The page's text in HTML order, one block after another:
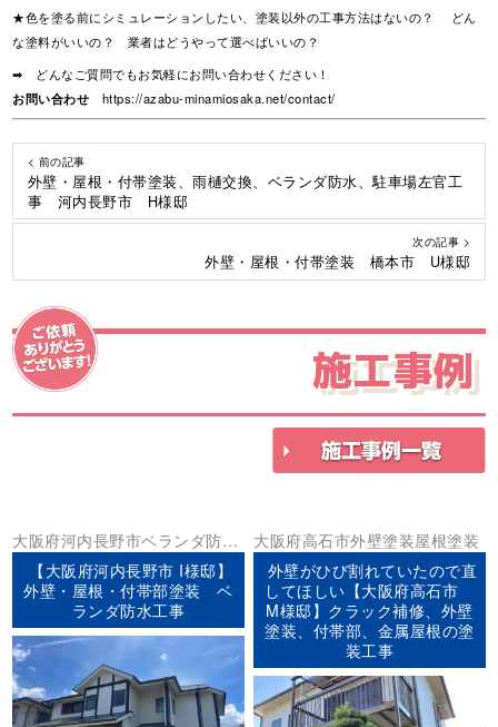
★色を塗る前にシミュレーションしたい、塗装以外の工事方法はないの？ どん
な塗料がいいの？ 業者はどうやって選べばいいの？
➡ どんなご質問でもお気軽にお問い合わせください！
お問い合わせ
https://azabu-minamiosaka.net/contact/
< 前の記事
外壁・屋根・付帯塗装、雨樋交換、ベランダ防水、駐車場左官工
事 河内長野市 H様邸
次の記事 >
外壁・屋根・付帯塗装 橋本市 U様邸
施工事例
大阪府河内長野市ベランダ防水
外壁塗装 屋根塗装
【大阪府河内長野市 I様邸】
外壁・屋根・付帯部塗装 ベ
ランダ防水工事
大阪府高石市外壁塗装屋根塗装
外壁がひび割れていたので直
してほしい【大阪府高石市
M様邸】クラック補修、外壁
塗装、付帯部、金属屋根の塗
装工事